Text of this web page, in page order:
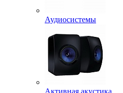
Аудиосистемы